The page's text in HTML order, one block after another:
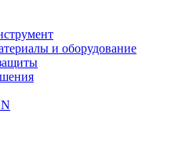
и оборудование